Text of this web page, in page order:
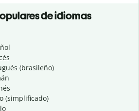
de idiomas
(brasileño)
(simplificado)